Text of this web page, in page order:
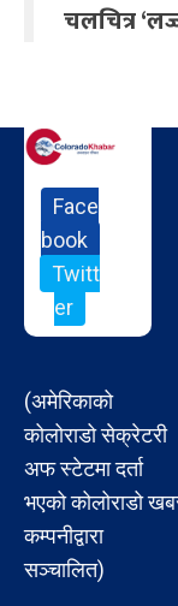
चलचित्र
Face
book
Twitt
er
(अमेरिकाको
कोलोराडो सेक्रेटरी
अफ स्टेटमा दर्ता
भएको कोलोराडो
कम्पनीद्वारा
सञ्चालित)